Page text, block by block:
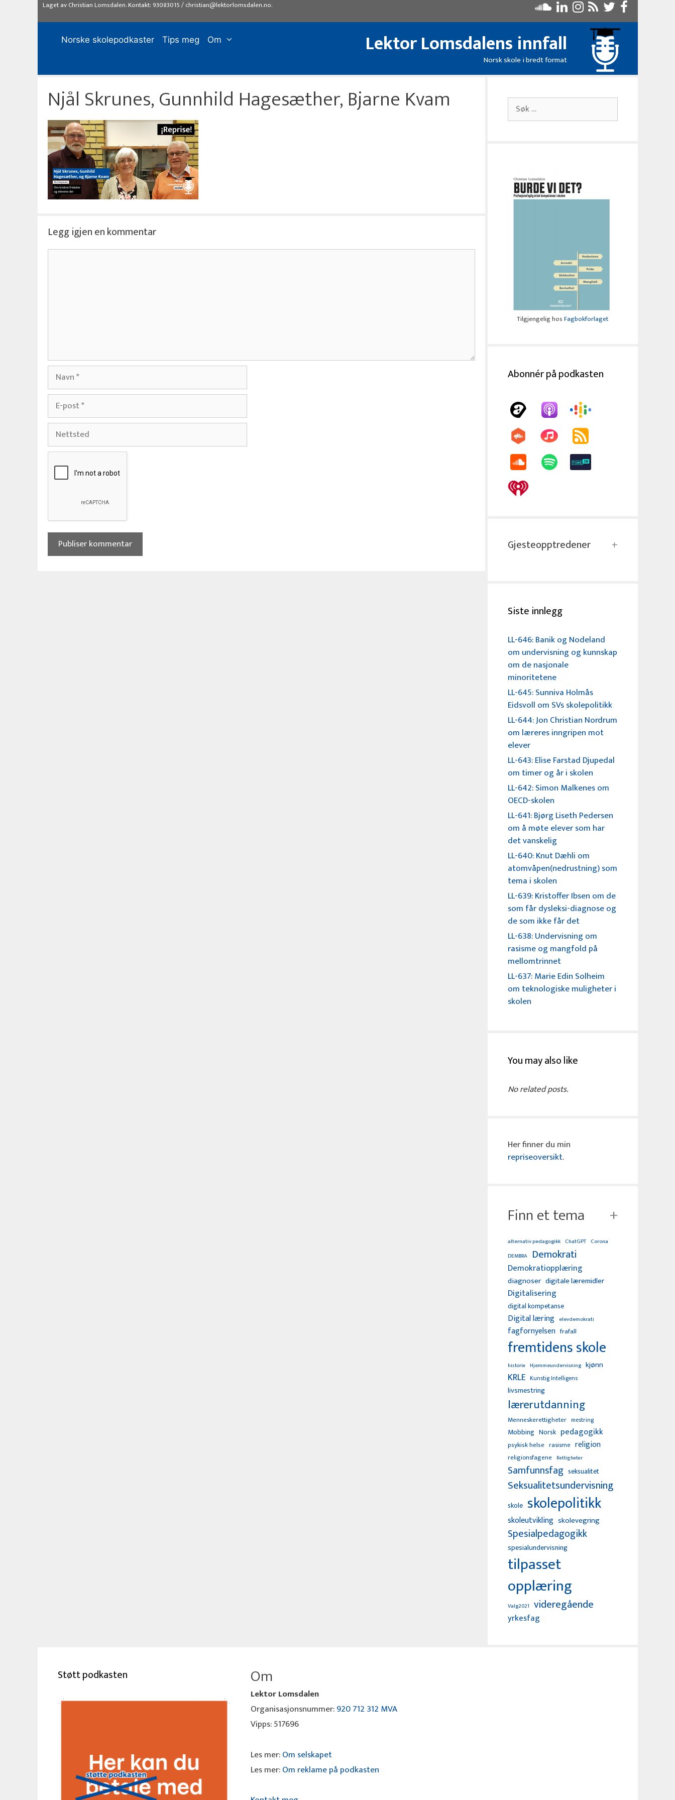
Laget avChristian Lomsdalen. Kontakt: 93083015/christian@lektorlomsdalen.no.
Lektor Lomsdalens innfall
Norsk skole i bredt format
Norske skolepodkaster Tips meg Om
Njål Skrunes, Gunnhild Hagesæther, Bjarne Kvam
Legg igjen en kommentar
Kommentar
Navn
E-
post
Nettsted
Søk
etter:
Tilgjengelig hosFagbokforlaget
Abonnér på podkasten
Gjesteopptredener
Siste innlegg
LL-646: Banik og Nodeland
om undervisning og kunnskap
om de nasjonale
minoritetene
LL-645: Sunniva Holmås
Eidsvoll om SVs skolepolitikk
LL-644: Jon Christian Nordrum
om læreres inngripen mot
elever
LL-643: Elise Farstad Djupedal
om timer og år i skolen
LL-642: Simon Malkenes om
OECD-skolen
LL-641: Bjørg Liseth Pedersen
om å møte elever som har
det vanskelig
LL-640: Knut Dæhli om
atomvåpen(nedrustning) som
tema i skolen
LL-639: Kristoffer Ibsen om de
som får dysleksi-diagnose og
de som ikke får det
LL-638: Undervisning om
rasisme og mangfold på
mellomtrinnet
LL-637: Marie Edin Solheim
om teknologiske muligheter i
skolen
You may also like
No related posts.
Her finner du min
repriseoversikt.
Finn et tema
alternativ pedagogikk ChatGPT Corona
DEMBRA Demokrati
Demokratiopplæring
diagnoser digitale læremidler
Digitalisering
digital kompetanse
Digital læring elevdemokrati
fagfornyelsen frafall
fremtidens skole
historie Hjemmeundervisning kjønn
KRLE Kunstig Intelligens
livsmestring
lærerutdanning
Menneskerettigheter mestring
Mobbing Norsk pedagogikk
psykisk helse rasisme religion
religionsfagene Rettigheter
Samfunnsfag seksualitet
Seksualitetsundervisning
skole skolepolitikk
skoleutvikling skolevegring
Spesialpedagogikk
spesialundervisning
tilpasset
opplæring
Valg2021 videregående
yrkesfag
Støtt podkasten Om
Lektor Lomsdalen
Organisasjonsnummer:920 712 312 MVA
Vipps: 517696
Les mer:Om selskapet
Les mer:Om reklame på podkasten